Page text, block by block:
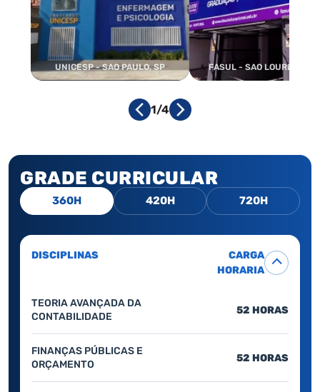
UNICESP - SAO PAULO, SP FASUL - SAO LOURENCO,
1/4
GRADE CURRICULAR
360H 420H 720H
DISCIPLINAS
CARGA
HORARIA
TEORIA AVANÇADA DA
CONTABILIDADE
52 HORAS
FINANÇAS PÚBLICAS E
ORÇAMENTO
52 HORAS